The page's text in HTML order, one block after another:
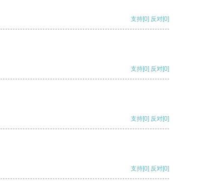
支持[0] 反对[0]
支持[0] 反对[0]
支持[0] 反对[0]
支持[0] 反对[0]